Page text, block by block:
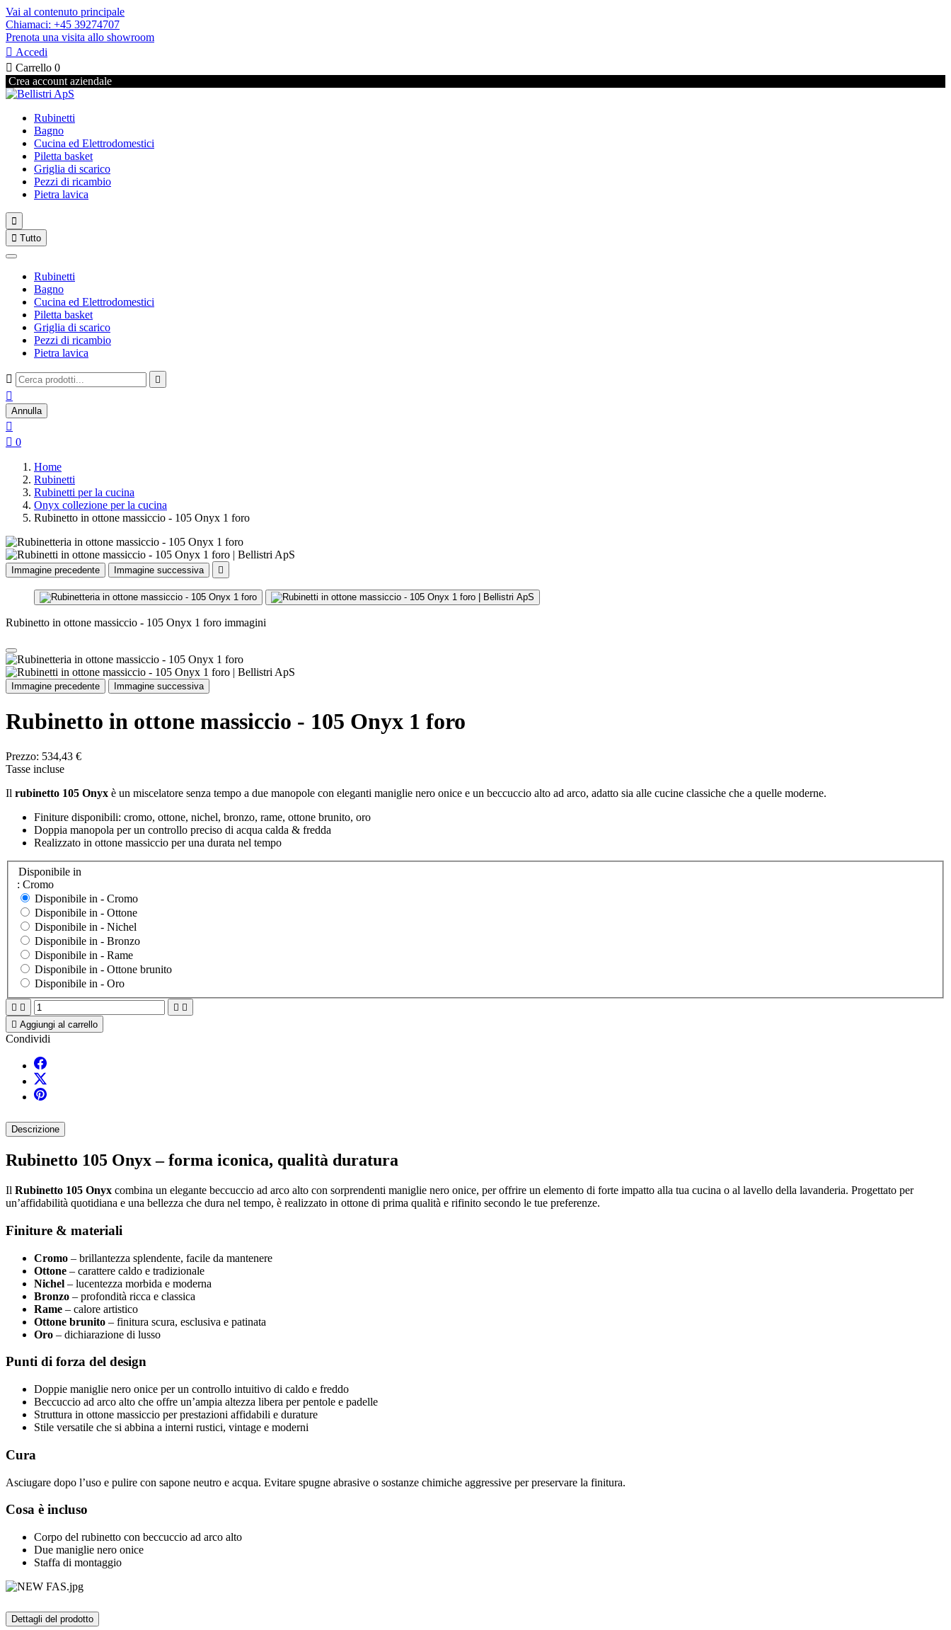
Vai al contenuto principale
Chiamaci: +45 39274707
Prenota una visita allo showroom
 Accedi
 Carrello 0
Crea account aziendale
Rubinetti
Bagno
Cucina ed Elettrodomestici
Piletta basket
Griglia di scarico
Pezzi di ricambio
Pietra lavica

 Tutto
Rubinetti
Bagno
Cucina ed Elettrodomestici
Piletta basket
Griglia di scarico
Pezzi di ricambio
Pietra lavica
 

Annulla

 0
Home
Rubinetti
Rubinetti per la cucina
Onyx collezione per la cucina
Rubinetto in ottone massiccio - 105 Onyx 1 foro
Immagine precedente Immagine successiva 
Rubinetto in ottone massiccio - 105 Onyx 1 foro immagini
Immagine precedente Immagine successiva
Rubinetto in ottone massiccio - 105 Onyx 1 foro
Prezzo: 534,43 €
Tasse incluse
Il rubinetto 105 Onyx è un miscelatore senza tempo a due manopole con eleganti maniglie nero onice e un beccuccio alto ad arco, adatto sia alle cucine classiche che a quelle moderne.
Finiture disponibili: cromo, ottone, nichel, bronzo, rame, ottone brunito, oro
Doppia manopola per un controllo preciso di acqua calda & fredda
Realizzato in ottone massiccio per una durata nel tempo
Disponibile in
: Cromo
Disponibile in - Cromo
Disponibile in - Ottone
Disponibile in - Nichel
Disponibile in - Bronzo
Disponibile in - Rame
Disponibile in - Ottone brunito
Disponibile in - Oro
   
 Aggiungi al carrello
Condividi
Descrizione
Rubinetto 105 Onyx – forma iconica, qualità duratura
Il Rubinetto 105 Onyx combina un elegante beccuccio ad arco alto con sorprendenti maniglie nero onice, per offrire un elemento di forte impatto alla tua cucina o al lavello della lavanderia. Progettato per
un’affidabilità quotidiana e una bellezza che dura nel tempo, è realizzato in ottone di prima qualità e rifinito secondo le tue preferenze.
Finiture & materiali
Cromo – brillantezza splendente, facile da mantenere
Ottone – carattere caldo e tradizionale
Nichel – lucentezza morbida e moderna
Bronzo – profondità ricca e classica
Rame – calore artistico
Ottone brunito – finitura scura, esclusiva e patinata
Oro – dichiarazione di lusso
Punti di forza del design
Doppie maniglie nero onice per un controllo intuitivo di caldo e freddo
Beccuccio ad arco alto che offre un’ampia altezza libera per pentole e padelle
Struttura in ottone massiccio per prestazioni affidabili e durature
Stile versatile che si abbina a interni rustici, vintage e moderni
Cura
Asciugare dopo l’uso e pulire con sapone neutro e acqua. Evitare spugne abrasive o sostanze chimiche aggressive per preservare la finitura.
Cosa è incluso
Corpo del rubinetto con beccuccio ad arco alto
Due maniglie nero onice
Staffa di montaggio
Dettagli del prodotto